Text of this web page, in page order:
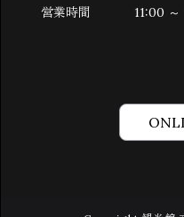
営業時間 11:00